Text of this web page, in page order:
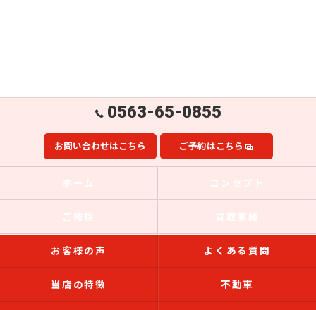
0563-65-0855
お問い合わせはこちら ご予約はこちら
お客様の声 よくある質問
当店の特徴 不動車